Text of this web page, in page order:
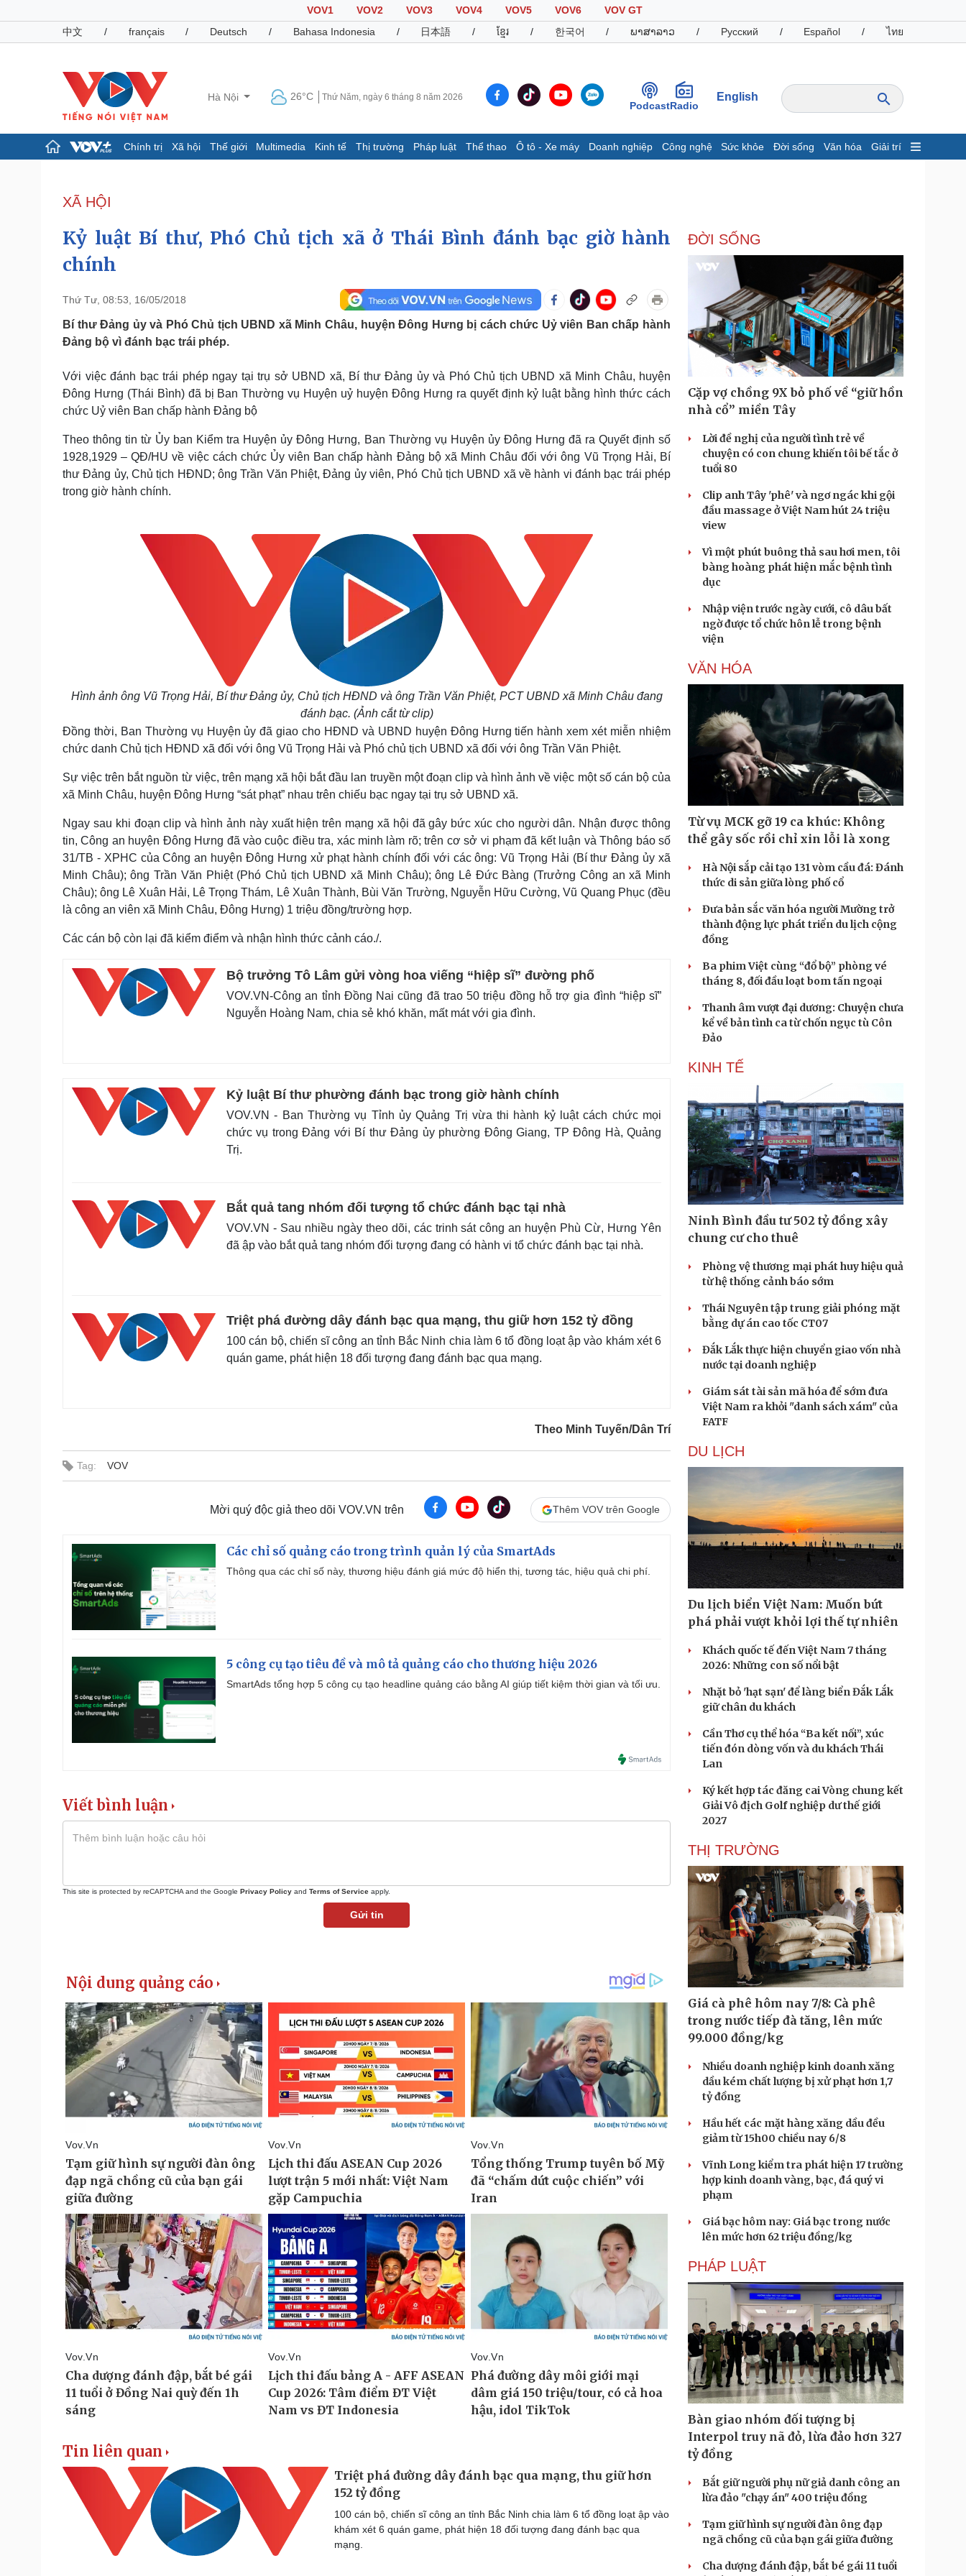
VOV1 VOV2 VOV3 VOV4 VOV5 VOV6
VOV GT
中文
/ français / Deutsch / Bahasa Indonesia / 日本語 / ខ្មែរ / 한국어 / ພາສາລາວ / Русский / Español / ไทย
Hà Nội 26°C Thứ Năm, ngày 6 tháng 8 năm 2026
PodcastRadio
English
Chính trị Xã hội Thế giới Multimedia Kinh tế Thị trường Pháp luật Thể thao Ô tô - Xe máy Doanh nghiệp Công nghệ Sức khỏe Đời sống Văn hóa Giải trí
Đảng
Tổ chức nhân sự
Quốc hội
Nhận diện sự thật
Dấu ấn VOV
Hồ sơ
Infographic
Giá cà phê
Pháp luật
Tin nóng
Tư vấn luật
Việt Nam
Phân tích
Thể thao
Lịch thi đấu bóng đá
Hậu trường
Ô tô - Xe máy
Xe máy
Doanh nghiệp
Thông tin doanh nghiệp
Doanh nghiệp 24h
Doanh nhân
Công nghệ
Sành điệu
Tin Công nghệ
Trải nghiệm
Chuyển đổi số
Sức khỏe
Dinh dưỡng - món ngon
Cây thuốc
Sản phụ khoa
Nhi khoa
Nam khoa
Làm đẹp - giảm cân
Đời sống
Nhà đẹp
Blog
Tình yêu - Gia đình
Văn hóa
Văn học
Âm nhạc
Di sản
Giải trí
Thời trang
Sao Việt
Du lịch
Săn Tour
check-in
Podcast
Câu chuyện thời sự
Đọc truyện đêm khuya
Cửa sổ tình yêu
XÃ HỘI
Kỷ luật Bí thư, Phó Chủ tịch xã ở Thái Bình đánh bạc giờ hành
chính
Thứ Tư, 08:53, 16/05/2018
Bí thư Đảng ủy và Phó Chủ tịch UBND xã Minh Châu, huyện Đông Hưng bị cách chức Uỷ viên Ban chấp hành
Đảng bộ vì đánh bạc trái phép.
Với việc đánh bạc trái phép ngay tại trụ sở UBND xã, Bí thư Đảng ủy và Phó Chủ tịch UBND xã Minh Châu, huyện
Đông Hưng (Thái Bình) đã bị Ban Thường vụ Huyện uỷ huyện Đông Hưng ra quyết định kỷ luật bằng hình thức cách
chức Uỷ viên Ban chấp hành Đảng bộ
Theo thông tin từ Ủy ban Kiểm tra Huyện ủy Đông Hưng, Ban Thường vụ Huyện ủy Đông Hưng đã ra Quyết định số
1928,1929 – QĐ/HU về việc cách chức Ủy viên Ban chấp hành Đảng bộ xã Minh Châu đối với ông Vũ Trọng Hải, Bí
thư Đảng ủy, Chủ tịch HĐND; ông Trần Văn Phiệt, Đảng ủy viên, Phó Chủ tịch UBND xã về hành vi đánh bạc trái phép
trong giờ hành chính.
Hình ảnh ông Vũ Trọng Hải, Bí thư Đảng ủy, Chủ tịch HĐND và ông Trần Văn Phiệt, PCT UBND xã Minh Châu đang
đánh bạc. (Ảnh cắt từ clip)
Đồng thời, Ban Thường vụ Huyện ủy đã giao cho HĐND và UBND huyện Đông Hưng tiến hành xem xét miễn nhiệm
chức danh Chủ tịch HĐND xã đối với ông Vũ Trọng Hải và Phó chủ tịch UBND xã đối với ông Trần Văn Phiệt.
Sự việc trên bắt nguồn từ việc, trên mạng xã hội bắt đầu lan truyền một đoạn clip và hình ảnh về việc một số cán bộ của
xã Minh Châu, huyện Đông Hưng “sát phạt” nhau trên chiếu bạc ngay tại trụ sở UBND xã.
Ngay sau khi đoạn clip và hình ảnh này xuất hiện trên mạng xã hội đã gây bức xúc cho người dân. Nhận được thông
tin, Công an huyện Đông Hưng đã vào cuộc điều tra, xác minh làm rõ; trên cơ sở vi phạm đã kết luận và Thông báo số
31/TB - XPHC của Công an huyện Đông Hưng xử phạt hành chính đối với các ông: Vũ Trọng Hải (Bí thư Đảng ủy xã
Minh Châu); ông Trần Văn Phiệt (Phó Chủ tịch UBND xã Minh Châu); ông Lê Đức Bàng (Trưởng Công an xã Minh
Châu); ông Lê Xuân Hải, Lê Trọng Thám, Lê Xuân Thành, Bùi Văn Trường, Nguyễn Hữu Cường, Vũ Quang Phục (đều
là công an viên xã Minh Châu, Đông Hưng) 1 triệu đồng/trường hợp.
Các cán bộ còn lại đã kiểm điểm và nhận hình thức cảnh cáo./.
Bộ trưởng Tô Lâm gửi vòng hoa viếng “hiệp sĩ” đường phố
VOV.VN-Công an tỉnh Đồng Nai cũng đã trao 50 triệu đồng hỗ trợ gia đình “hiệp sĩ”
Nguyễn Hoàng Nam, chia sẻ khó khăn, mất mát với gia đình.
Kỷ luật Bí thư phường đánh bạc trong giờ hành chính
VOV.VN - Ban Thường vụ Tỉnh ủy Quảng Trị vừa thi hành kỷ luật cách chức mọi
chức vụ trong Đảng với Bí thư Đảng ủy phường Đông Giang, TP Đông Hà, Quảng
Trị.
Bắt quả tang nhóm đối tượng tổ chức đánh bạc tại nhà
VOV.VN - Sau nhiều ngày theo dõi, các trinh sát công an huyện Phù Cừ, Hưng Yên
đã ập vào bắt quả tang nhóm đối tượng đang có hành vi tổ chức đánh bạc tại nhà.
Triệt phá đường dây đánh bạc qua mạng, thu giữ hơn 152 tỷ đồng
100 cán bộ, chiến sĩ công an tỉnh Bắc Ninh chia làm 6 tổ đồng loạt ập vào khám xét 6
quán game, phát hiện 18 đối tượng đang đánh bạc qua mạng.
Theo Minh Tuyến/Dân Trí
Tag: VOV
Mời quý độc giả theo dõi VOV.VN trên Thêm VOV trên Google
Các chỉ số quảng cáo trong trình quản lý của SmartAds
Thông qua các chỉ số này, thương hiệu đánh giá mức độ hiển thị, tương tác, hiệu quả chi phí.
5 công cụ tạo tiêu đề và mô tả quảng cáo cho thương hiệu 2026
SmartAds tổng hợp 5 công cụ tạo headline quảng cáo bằng AI giúp tiết kiệm thời gian và tối ưu.
Viết bình luận
This site is protected by reCAPTCHA and the Google Privacy Policy and Terms of Service apply.
Gửi tin
Tin liên quan
Triệt phá đường dây đánh bạc qua mạng, thu giữ hơn
152 tỷ đồng
100 cán bộ, chiến sĩ công an tỉnh Bắc Ninh chia làm 6 tổ đồng loạt ập vào
khám xét 6 quán game, phát hiện 18 đối tượng đang đánh bạc qua
mạng.
ĐỜI SỐNG
Cặp vợ chồng 9X bỏ phố về “giữ hồn
nhà cổ” miền Tây
Lời đề nghị của người tình trẻ về
chuyện có con chung khiến tôi bế tắc ở
tuổi 80
Clip anh Tây 'phê' và ngơ ngác khi gội
đầu massage ở Việt Nam hút 24 triệu
view
Vì một phút buông thả sau hơi men, tôi
bàng hoàng phát hiện mắc bệnh tình
dục
Nhập viện trước ngày cưới, cô dâu bất
ngờ được tổ chức hôn lễ trong bệnh
viện
VĂN HÓA
Từ vụ MCK gỡ 19 ca khúc: Không
thể gây sốc rồi chỉ xin lỗi là xong
Hà Nội sắp cải tạo 131 vòm cầu đá: Đánh
thức di sản giữa lòng phố cổ
Đưa bản sắc văn hóa người Mường trở
thành động lực phát triển du lịch cộng
đồng
Ba phim Việt cùng “đổ bộ” phòng vé
tháng 8, đối đầu loạt bom tấn ngoại
Thanh âm vượt đại dương: Chuyện chưa
kể về bản tình ca từ chốn ngục tù Côn
Đảo
KINH TẾ
Ninh Bình đầu tư 502 tỷ đồng xây
chung cư cho thuê
Phòng vệ thương mại phát huy hiệu quả
từ hệ thống cảnh báo sớm
Thái Nguyên tập trung giải phóng mặt
bằng dự án cao tốc CT07
Đắk Lắk thực hiện chuyển giao vốn nhà
nước tại doanh nghiệp
Giám sát tài sản mã hóa để sớm đưa
Việt Nam ra khỏi "danh sách xám" của
FATF
DU LỊCH
Du lịch biển Việt Nam: Muốn bứt
phá phải vượt khỏi lợi thế tự nhiên
Khách quốc tế đến Việt Nam 7 tháng
2026: Những con số nổi bật
Nhặt bỏ 'hạt sạn' để làng biển Đắk Lắk
giữ chân du khách
Cần Thơ cụ thể hóa “Ba kết nối”, xúc
tiến đón dòng vốn và du khách Thái
Lan
Ký kết hợp tác đăng cai Vòng chung kết
Giải Vô địch Golf nghiệp dư thế giới
2027
THỊ TRƯỜNG
Giá cà phê hôm nay 7/8: Cà phê
trong nước tiếp đà tăng, lên mức
99.000 đồng/kg
Nhiều doanh nghiệp kinh doanh xăng
dầu kém chất lượng bị xử phạt hơn 1,7
tỷ đồng
Hầu hết các mặt hàng xăng dầu đều
giảm từ 15h00 chiều nay 6/8
Vĩnh Long kiểm tra phát hiện 17 trường
hợp kinh doanh vàng, bạc, đá quý vi
phạm
Giá bạc hôm nay: Giá bạc trong nước
lên mức hơn 62 triệu đồng/kg
PHÁP LUẬT
Bàn giao nhóm đối tượng bị
Interpol truy nã đỏ, lừa đảo hơn 327
tỷ đồng
Bắt giữ người phụ nữ giả danh công an
lừa đảo "chạy án" 400 triệu đồng
Tạm giữ hình sự người đàn ông đạp
ngã chồng cũ của bạn gái giữa đường
Cha dượng đánh đập, bắt bé gái 11 tuổi